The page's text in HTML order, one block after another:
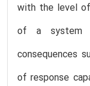
with the level
of a system
consequences
of response